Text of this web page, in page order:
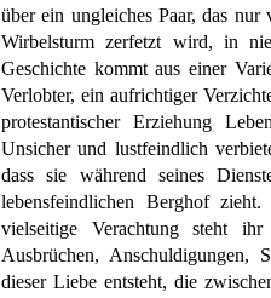
über ein ungleiches Paar, das
Wirbelsturm zerfetzt wird, in
Geschichte kommt aus einer
Verlobter, ein aufrichtiger
protestantischer Erziehung
Unsicher und lustfeindlich
dass sie während seines
lebensfeindlichen Berghof
vielseitige Verachtung steht
Ausbrüchen, Anschuldigungen,
dieser Liebe entsteht, die